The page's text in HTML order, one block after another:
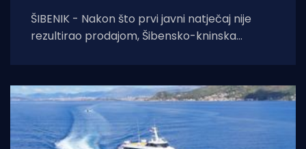
ŠIBENIK - Nakon što prvi javni natječaj nije
rezultirao prodajom, Šibensko-kninska